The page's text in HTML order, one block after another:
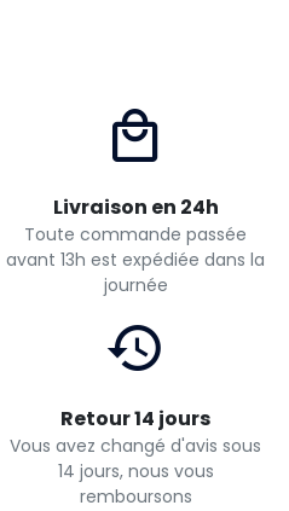
Livraison en 24h
Toute commande passée
avant 13h est expédiée dans la
journée
Retour 14 jours
Vous avez changé d'avis sous
14 jours, nous vous
remboursons